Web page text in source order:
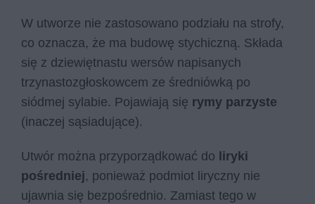
W utworze nie zastosowano podziału na strofy,
co oznacza, że ma budowę stychiczną. Składa
się z dziewiętnastu wersów napisanych
trzynastozgłoskowcem ze średniówką po
siódmej sylabie. Pojawiają się rymy parzyste
(inaczej sąsiadujące).
Utwór można przyporządkować do liryki
pośredniej, ponieważ podmiot liryczny nie
ujawnia się bezpośrednio. Zamiast tego w